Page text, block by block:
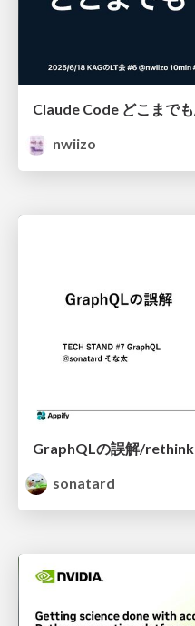
Claude Code どこまで
nwiizo
GraphQLの誤解/
sonatard